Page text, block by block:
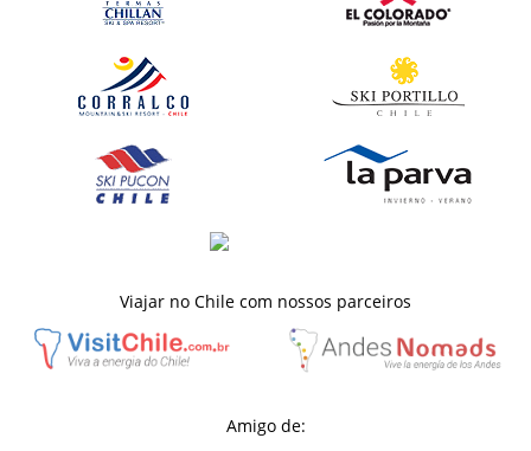
Viajar no Chile com nossos parceiros
Amigo de: